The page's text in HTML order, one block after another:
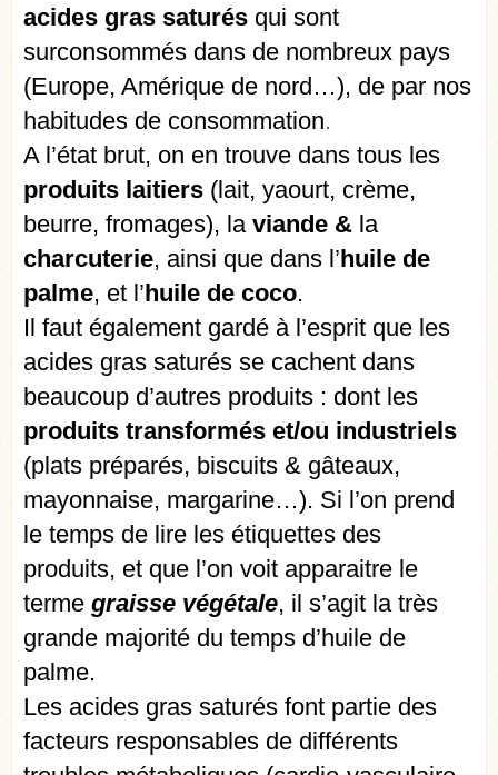
acides gras saturés qui sont
surconsommés dans de nombreux pays
(Europe, Amérique de nord…), de par nos
habitudes de consommation.
A l’état brut, on en trouve dans tous les
produits laitiers (lait, yaourt, crème,
beurre, fromages), la viande & la
charcuterie, ainsi que dans l’huile de
palme, et l’huile de coco.
Il faut également gardé à l’esprit que les
acides gras saturés se cachent dans
beaucoup d’autres produits : dont les
produits transformés et/ou industriels
(plats préparés, biscuits & gâteaux,
mayonnaise, margarine…). Si l’on prend
le temps de lire les étiquettes des
produits, et que l’on voit apparaitre le
terme graisse végétale, il s’agit la très
grande majorité du temps d’huile de
palme.
Les acides gras saturés font partie des
facteurs responsables de différents